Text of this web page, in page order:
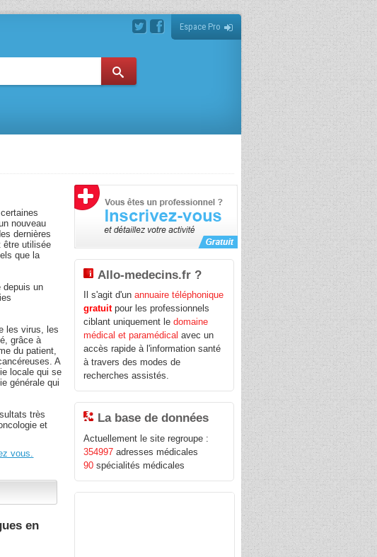
Espace Pro
nouveau
dernières
être utilisée
que la
depuis un
les virus, les
grâce à
du patient,
A
locale qui se
générale qui
très
et
vous.
en
Allo-medecins.fr ?
Il s'agit d'unannuaire téléphonique
gratuitpour les professionnels
ciblant uniquement ledomaine
médical et paramédical avec un
accès rapide à l'information santé
à travers des modes de
recherches assistés.
La base de données
Actuellement le site regroupe :
354997 adresses médicales
90 spécialités médicales